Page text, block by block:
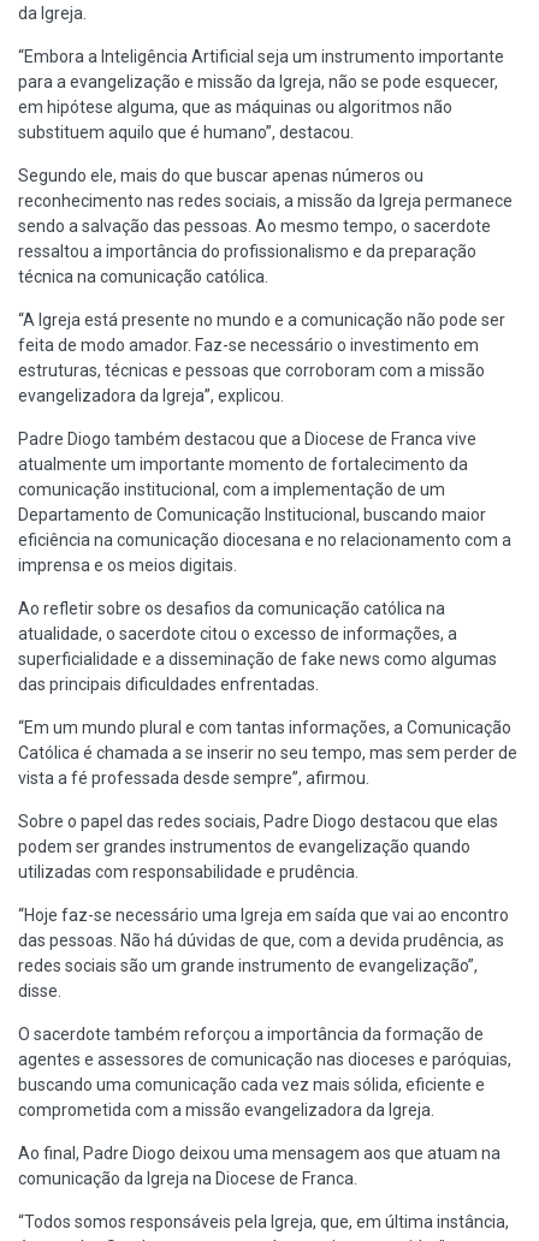
da Igreja.
“Embora a Inteligência Artificial seja um instrumento importante
para a evangelização e missão da Igreja, não se pode esquecer,
em hipótese alguma, que as máquinas ou algoritmos não
substituem aquilo que é humano”, destacou.
Segundo ele, mais do que buscar apenas números ou
reconhecimento nas redes sociais, a missão da Igreja permanece
sendo a salvação das pessoas. Ao mesmo tempo, o sacerdote
ressaltou a importância do profissionalismo e da preparação
técnica na comunicação católica.
“A Igreja está presente no mundo e a comunicação não pode ser
feita de modo amador. Faz-se necessário o investimento em
estruturas, técnicas e pessoas que corroboram com a missão
evangelizadora da Igreja”, explicou.
Padre Diogo também destacou que a Diocese de Franca vive
atualmente um importante momento de fortalecimento da
comunicação institucional, com a implementação de um
Departamento de Comunicação Institucional, buscando maior
eficiência na comunicação diocesana e no relacionamento com a
imprensa e os meios digitais.
Ao refletir sobre os desafios da comunicação católica na
atualidade, o sacerdote citou o excesso de informações, a
superficialidade e a disseminação de fake news como algumas
das principais dificuldades enfrentadas.
“Em um mundo plural e com tantas informações, a Comunicação
Católica é chamada a se inserir no seu tempo, mas sem perder de
vista a fé professada desde sempre”, afirmou.
Sobre o papel das redes sociais, Padre Diogo destacou que elas
podem ser grandes instrumentos de evangelização quando
utilizadas com responsabilidade e prudência.
“Hoje faz-se necessário uma Igreja em saída que vai ao encontro
das pessoas. Não há dúvidas de que, com a devida prudência, as
redes sociais são um grande instrumento de evangelização”,
disse.
O sacerdote também reforçou a importância da formação de
agentes e assessores de comunicação nas dioceses e paróquias,
buscando uma comunicação cada vez mais sólida, eficiente e
comprometida com a missão evangelizadora da Igreja.
Ao final, Padre Diogo deixou uma mensagem aos que atuam na
comunicação da Igreja na Diocese de Franca.
“Todos somos responsáveis pela Igreja, que, em última instância,